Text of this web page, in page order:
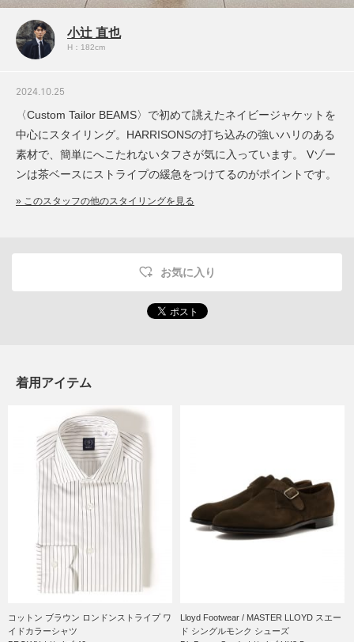
小辻 直也
H：182cm
2024.10.25
〈Custom Tailor BEAMS〉で初めて誂えたネイビージャケットを
中心にスタイリング。HARRISONSの打ち込みの強いハリのある
素材で、簡単にへこたれないタフさが気に入っています。 Vゾー
ンは茶ベースにストライプの緩急をつけてるのがポイントです。
» このスタッフの他のスタイリングを見る
お気に入り
着用アイテム
コットン ブラウン ロンドンストライプ ワ
イドカラーシャツ
Lloyd Footwear / MASTER LLOYD スエー
ド シングルモンク シューズ